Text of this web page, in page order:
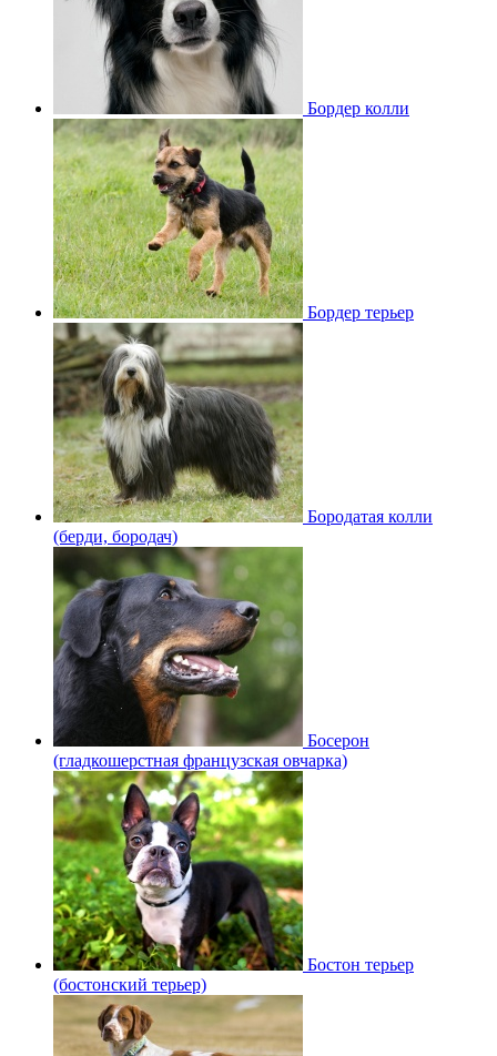
Бордер колли
Бордер терьер
Бородатая колли
(берди, бородач)
Босерон
(гладкошерстная французская овчарка)
Бостон терьер
(бостонский терьер)